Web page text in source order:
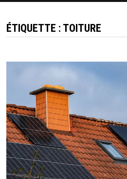
ÉTIQUETTE : TOITURE